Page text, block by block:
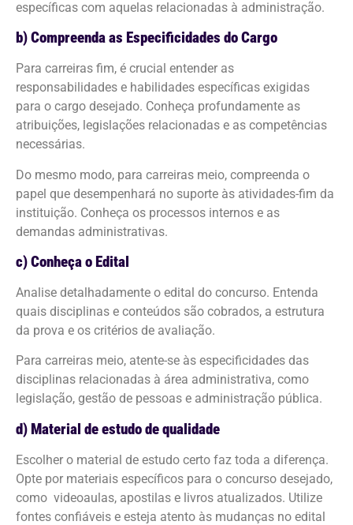
específicas com aquelas relacionadas à administração.
b) Compreenda as Especificidades do Cargo
Para carreiras fim, é crucial entender as
responsabilidades e habilidades específicas exigidas
para o cargo desejado. Conheça profundamente as
atribuições, legislações relacionadas e as competências
necessárias.
Do mesmo modo, para carreiras meio, compreenda o
papel que desempenhará no suporte às atividades-fim da
instituição. Conheça os processos internos e as
demandas administrativas.
c) Conheça o Edital
Analise detalhadamente o edital do concurso. Entenda
quais disciplinas e conteúdos são cobrados, a estrutura
da prova e os critérios de avaliação.
Para carreiras meio, atente-se às especificidades das
disciplinas relacionadas à área administrativa, como
legislação, gestão de pessoas e administração pública.
d) Material de estudo de qualidade
Escolher o material de estudo certo faz toda a diferença.
Opte por materiais específicos para o concurso desejado,
como videoaulas, apostilas e livros atualizados. Utilize
fontes confiáveis e esteja atento às mudanças no edital